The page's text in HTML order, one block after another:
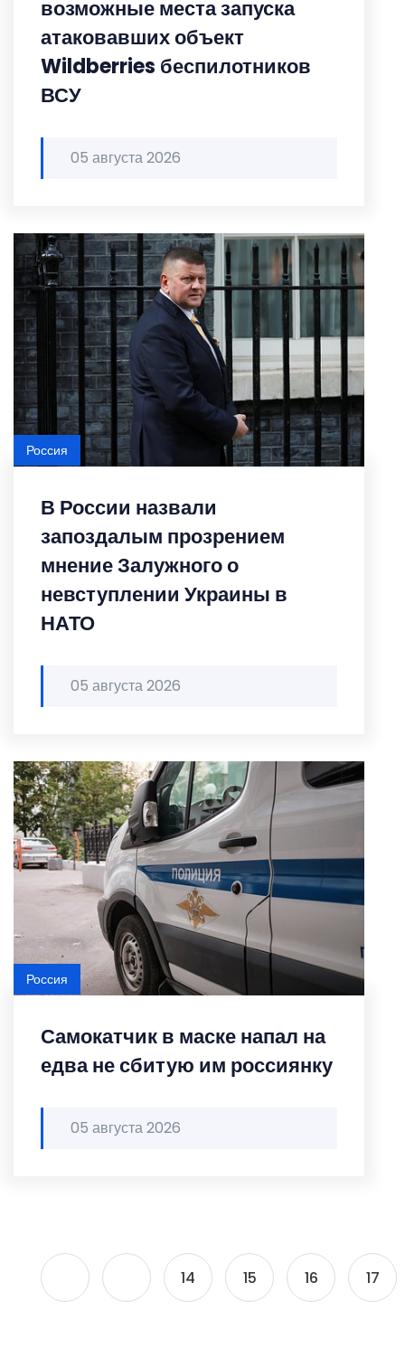
возможные места запуска
атаковавших объект
Wildberries беспилотников
ВСУ
05 августа 2026
В России назвали
запоздалым прозрением
мнение Залужного о
невступлении Украины в
НАТО
05 августа 2026
Россия
Самокатчик в маске напал на
едва не сбитую им россиянку
05 августа 2026
Россия
14 15 16 17